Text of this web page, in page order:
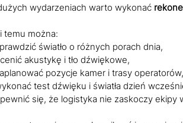
wydarzeniach warto wykonać
temu można:
światło o różnych porach dnia,
akustykę i tło dźwiękowe,
pozycje kamer i trasy operatorów,
test dźwięku i światła dzień
się, że logistyka nie zaskoczy ekipy